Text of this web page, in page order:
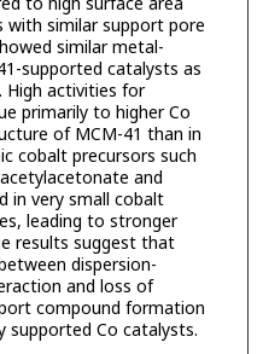
with similar support pore
similar metal-
supported catalysts as
High activities for
primarily to higher Co
of MCM-41 than in
cobalt precursors such
and
in very small cobalt
leading to stronger
results suggest that
dispersion-
and loss of
compound formation
Co catalysts.